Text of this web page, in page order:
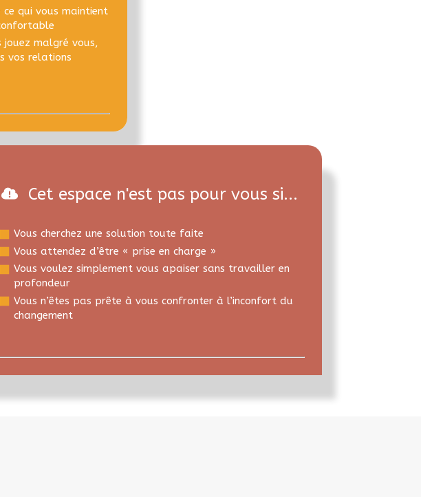
qui vous maintient
malgré vous,
vos relations
Cet espace n'est pas pour vous si...
Vous cherchez une solution toute faite
Vous attendez d’être « prise en charge »
Vous voulez simplement vous apaiser sans travailler en
profondeur
Vous n’êtes pas prête à vous confronter à l’inconfort du
changement